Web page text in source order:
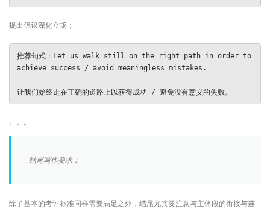
提出倡议深化立场；
推荐句式：Let us walk still on the right path in order to
achieve success / avoid meaningless mistakes.
。。。
结尾写作要求：
除了基本的考评标准同样需要满足之外，结尾尤其要注意与主体段的衔接与连